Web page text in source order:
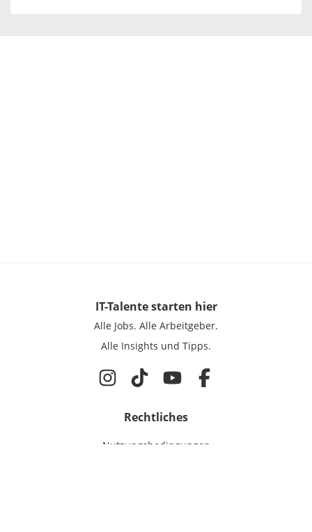
IT-Talentestarten hier
Alle Jobs. Alle Arbeitgeber.
Alle Insights und Tipps.
Rechtliches
Nutzungsbedingungen